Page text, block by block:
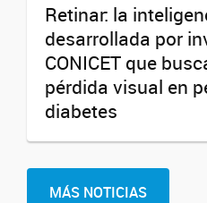
Retinar: la
desarrollada por
CONICET que
pérdida visual en
diabetes
MÁS NOTICIAS